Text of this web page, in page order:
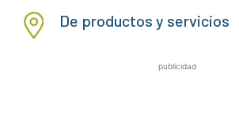
De productos y servicios
publicidad